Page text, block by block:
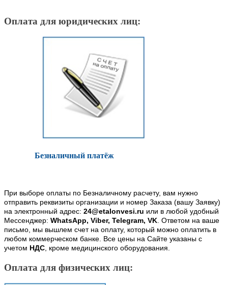
Оплата для юридических лиц:
Безналичный платёж
При выборе оплаты по Безналичному расчету, вам нужно
отправить реквизиты организации и номер Заказа (вашу Заявку)
на электронный адрес: 24@etalonvesi.ru или в любой удобный
Мессенджер: WhatsApp, Viber, Telegram, VK. Ответом на ваше
письмо, мы вышлем счет на оплату, который можно оплатить в
любом коммерческом банке. Все цены на Сайте указаны с
учетом НДС, кроме медицинского оборудования.
Оплата для физических лиц: